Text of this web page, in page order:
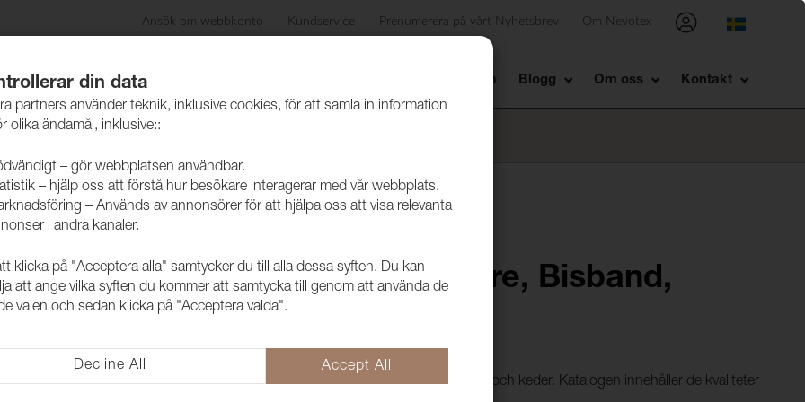
Ansök om webbkonto Kundservice Prenumerera på vårt Nyhetsbrev Om Nevotex
Produkter Skötselråd Showroom Blogg Om oss Kontakt
Katalog Möbelsnöre, Bisband,
Keder
Fullständig katalog med möbelsnöre, bisband och keder. Katalogen innehåller de kvaliteter
din data
partners använder teknik, inklusive cookies, för att samla in information
olika ändamål, inklusive::
– gör webbplatsen användbar.
– hjälp oss att förstå hur besökare interagerar med vår webbplats.
– Används av annonsörer för att hjälpa oss att visa relevanta
i andra kanaler.
klicka på "Acceptera alla" samtycker du till alla dessa syften. Du kan
att ange vilka syften du kommer att samtycka till genom att använda de
valen och sedan klicka på "Acceptera valda".
Decline All Accept All